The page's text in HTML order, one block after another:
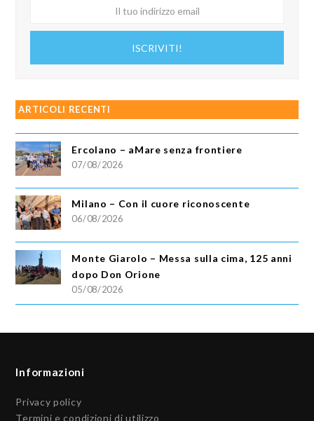
ISCRIVITI!
ARTICOLI RECENTI
Ercolano – aMare senza frontiere
07/08/2026
Milano – Con il cuore riconoscente
06/08/2026
Monte Giarolo – Messa sulla cima, 125 anni
dopo Don Orione
05/08/2026
Informazioni
Privacy policy
Termini e condizioni di utilizzo